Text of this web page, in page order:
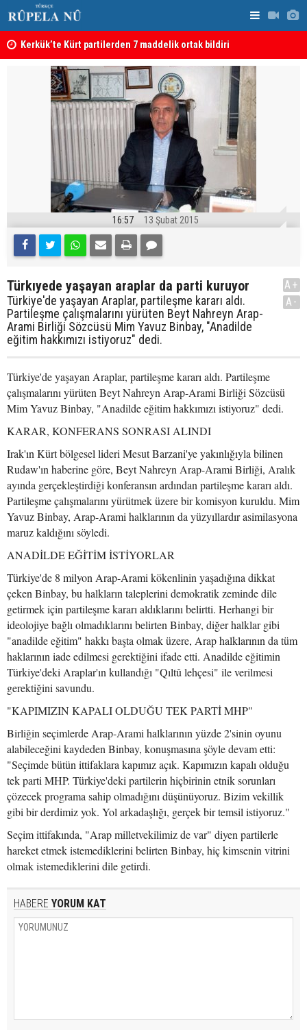
Kerkük’te Kürt partilerden 7 maddelik ortak bildiri
16:57 13 Şubat 2015
Türkıyede yaşayan araplar da parti kuruyor
Türkiye'de yaşayan Araplar, partileşme kararı aldı.
Partileşme çalışmalarını yürüten Beyt Nahreyn Arap-
Arami Birliği Sözcüsü Mim Yavuz Binbay, "Anadilde
eğitim hakkımızı istiyoruz" dedi.
A+
A-
Türkiye'de yaşayan Araplar, partileşme kararı aldı. Partileşme
çalışmalarını yürüten Beyt Nahreyn Arap-Arami Birliği Sözcüsü
Mim Yavuz Binbay, "Anadilde eğitim hakkımızı istiyoruz" dedi.
KARAR, KONFERANS SONRASI ALINDI
Irak'ın Kürt bölgesel lideri Mesut Barzani'ye yakınlığıyla bilinen
Rudaw'ın haberine göre, Beyt Nahreyn Arap-Arami Birliği, Aralık
ayında gerçekleştirdiği konferansın ardından partileşme kararı aldı.
Partileşme çalışmalarını yürütmek üzere bir komisyon kuruldu. Mim
Yavuz Binbay, Arap-Arami halklarının da yüzyıllardır asimilasyona
maruz kaldığını söyledi.
ANADİLDE EĞİTİM İSTİYORLAR
Türkiye'de 8 milyon Arap-Arami kökenlinin yaşadığına dikkat
çeken Binbay, bu halkların taleplerini demokratik zeminde dile
getirmek için partileşme kararı aldıklarını belirtti. Herhangi bir
ideolojiye bağlı olmadıklarını belirten Binbay, diğer halklar gibi
"anadilde eğitim" hakkı başta olmak üzere, Arap halklarının da tüm
haklarının iade edilmesi gerektiğini ifade etti. Anadilde eğitimin
Türkiye'deki Araplar'ın kullandığı "Qıltû lehçesi" ile verilmesi
gerektiğini savundu.
"KAPIMIZIN KAPALI OLDUĞU TEK PARTİ MHP"
Birliğin seçimlerde Arap-Arami halklarının yüzde 2'sinin oyunu
alabileceğini kaydeden Binbay, konuşmasına şöyle devam etti:
"Seçimde bütün ittifaklara kapımız açık. Kapımızın kapalı olduğu
tek parti MHP. Türkiye'deki partilerin hiçbirinin etnik sorunları
çözecek programa sahip olmadığını düşünüyoruz. Bizim vekillik
gibi bir derdimiz yok. Yol arkadaşlığı, gerçek bir temsil istiyoruz."
Seçim ittifakında, "Arap milletvekilimiz de var" diyen partilerle
hareket etmek istemediklerini belirten Binbay, hiç kimsenin vitrini
olmak istemediklerini dile getirdi.
HABERE YORUM KAT